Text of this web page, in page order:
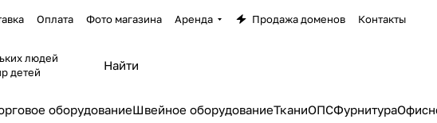
Оплата Фото магазина Аренда Продажа доменов Контакты
людей
детей
оборудованиеШвейное оборудованиеТканиОПСФурнитура